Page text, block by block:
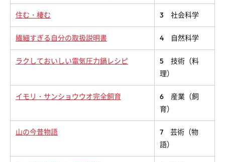
住む・棲む 3 社会科学
繊細すぎる自分の取扱説明書 4 自然科学
ラクしておいしい電気圧力鍋レシピ
5 技術（料
理）
イモリ・サンショウウオ完全飼育
6 産業（飼
育）
山の今昔物語
7 芸術（物
語）